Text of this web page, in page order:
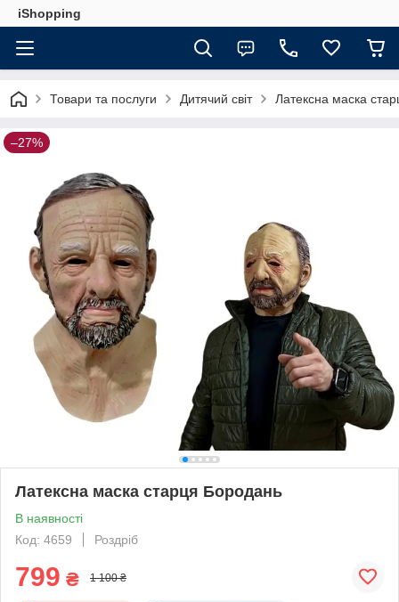
iShopping
Товари та послуги Дитячий світ Латексна маска
–27%
Латексна маска старця Бородань
В наявності
Код: 4659
Роздріб
799 ₴ 1 100 ₴